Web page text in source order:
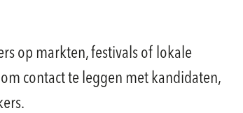
op markten, festivals of lokale
contact te leggen met kandidaten,